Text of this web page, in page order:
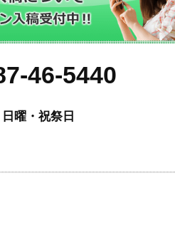
46-5440
曜・祝祭日